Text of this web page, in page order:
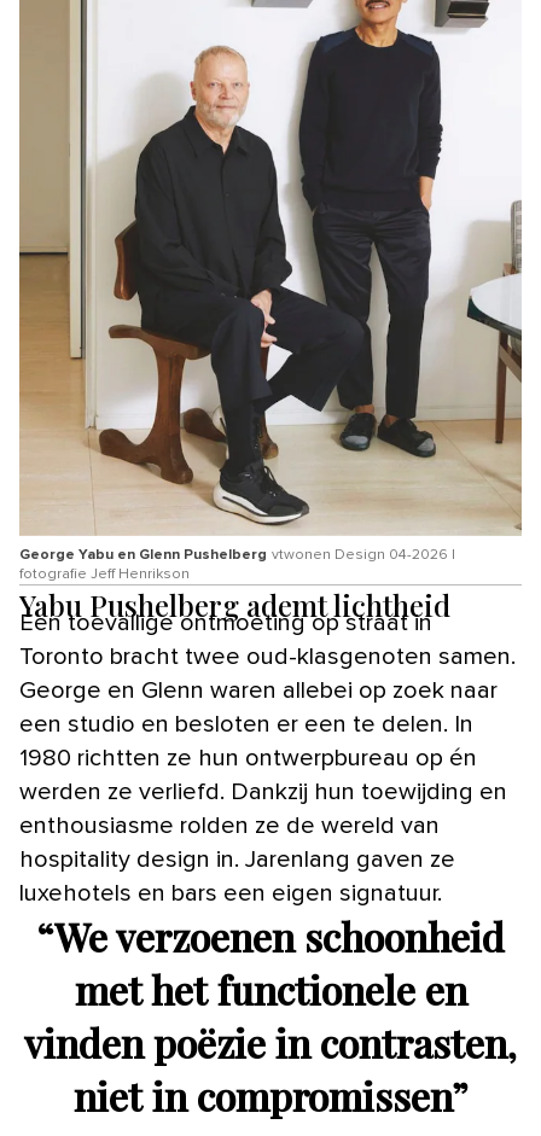
George Yabu en Glenn Pushelberg vtwonen Design 04-2026 |
fotografie Jeff Henrikson
Yabu Pushelberg ademt lichtheid
Een toevallige ontmoeting op straat in
Toronto bracht twee oud-klasgenoten samen.
George en Glenn waren allebei op zoek naar
een studio en besloten er een te delen. In
1980 richtten ze hun ontwerpbureau op én
werden ze verliefd. Dankzij hun toewijding en
enthousiasme rolden ze de wereld van
hospitality design in. Jarenlang gaven ze
luxehotels en bars een eigen signatuur.
“We verzoenen schoonheid
met het functionele en
vinden poëzie in contrasten,
niet in compromissen”